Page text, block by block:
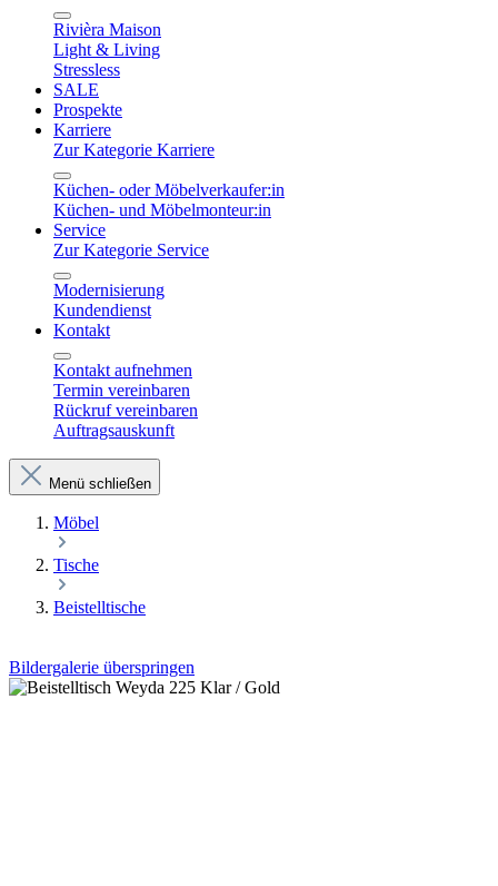
Rivièra Maison
Light & Living
Stressless
SALE
Prospekte
Karriere
Zur Kategorie Karriere
Küchen- oder Möbelverkaufer:in
Küchen- und Möbelmonteur:in
Service
Zur Kategorie Service
Modernisierung
Kundendienst
Kontakt
Kontakt aufnehmen
Termin vereinbaren
Rückruf vereinbaren
Auftragsauskunft
Menü schließen
Möbel
Tische
Beistelltische
Bildergalerie überspringen